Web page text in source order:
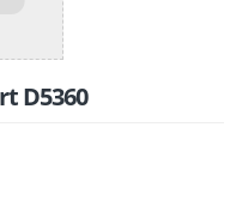
D5360